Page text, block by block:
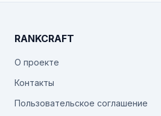
RANKCRAFT
О проекте
Контакты
Пользовательское соглашение